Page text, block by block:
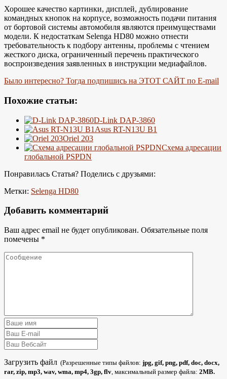
Хорошее качество картинки, дисплей, дублирование
командных кнопок на корпусе, возможность подачи питания
от бортовой системы автомобиля являются преимуществами
модели. К недостаткам Selenga HD80 можно отнести
требовательность к подбору антенны, проблемы с чтением
жесткого диска, ограниченный перечень практического
воспроизведения заявленных в инструкции медиафайлов.
Было интересно? Тогда подпишись на ЭТОТ САЙТ по E-mail
Похожие статьи:
D-Link DAP-3860
Asus RT-N13U B1
Oriel 203
Схема адресации
глобальной PSPDN
Понравилась Статья? Поделись с друзьями:
Метки: Selenga HD80
Добавить комментарий
Ваш адрес email не будет опубликован. Обязательные поля
помечены *
Загрузить файл (Разрешенные типы файлов: jpg, gif, png, pdf, doc, docx,
rar, zip, mp3, wav, wma, mp4, 3gp, flv, максимальный размер файла: 2MB.